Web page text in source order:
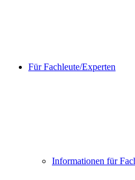
Für Fachleute/Experten
Informationen für